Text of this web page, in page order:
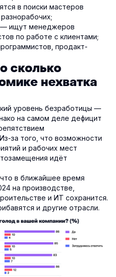
в поиски мастеров
— ищут менеджеров
по работе с клиентами;
продакт-
сколько
нехватка
уровень безработицы —
на самом деле дефицит
за того, что возможности
и рабочих мест
идёт
в ближайшее время
на производстве,
и ИТ сохранится.
и другие отрасли.